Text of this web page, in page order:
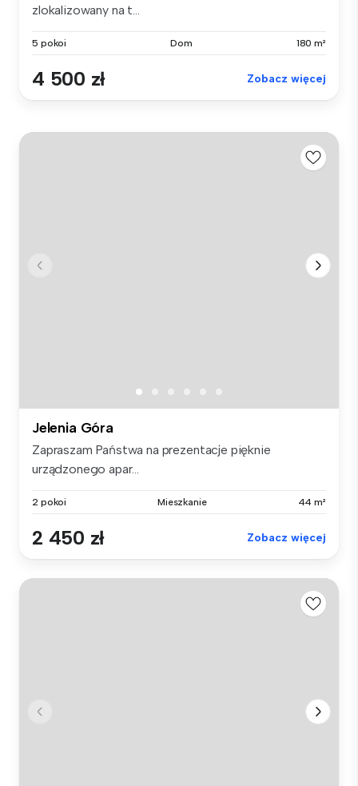
zlokalizowany na t...
5 pokoi Dom 180 m²
4 500 zł Zobacz więcej
Jelenia Góra
Zapraszam Państwa na prezentacje pięknie
urządzonego apar...
2 pokoi Mieszkanie 44 m²
2 450 zł Zobacz więcej